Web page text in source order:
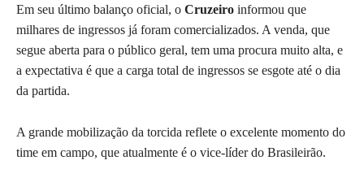
Em seu último balanço oficial, o Cruzeiro informou que
milhares de ingressos já foram comercializados. A venda, que
segue aberta para o público geral, tem uma procura muito alta, e
a expectativa é que a carga total de ingressos se esgote até o dia
da partida.
A grande mobilização da torcida reflete o excelente momento do
time em campo, que atualmente é o vice-líder do Brasileirão.